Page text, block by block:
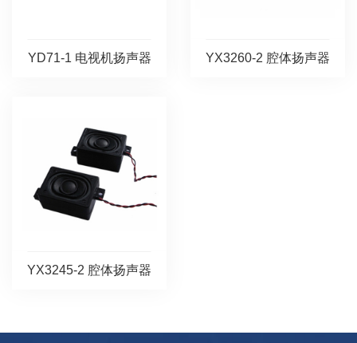
YD71-1 电视机扬声器 YX3260-2 腔体扬声器
YX3245-2 腔体扬声器